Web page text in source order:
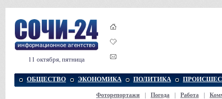
11 октября, пятница
ОБЩЕСТВО ЭКОНОМИКА ПОЛИТИКА
Фоторепортажи Погода Работа